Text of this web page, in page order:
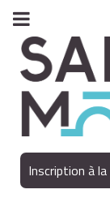
Inscription à